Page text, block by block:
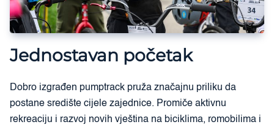
Jednostavan početak
Dobro izgrađen pumptrack pruža značajnu priliku da
postane središte cijele zajednice. Promiče aktivnu
rekreaciju i razvoj novih vještina na biciklima, romobilima i